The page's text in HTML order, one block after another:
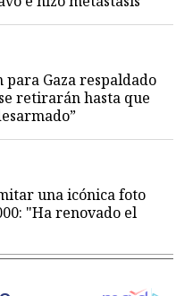
Gaza respaldado
retirarán hasta que
una icónica foto
"Ha renovado el